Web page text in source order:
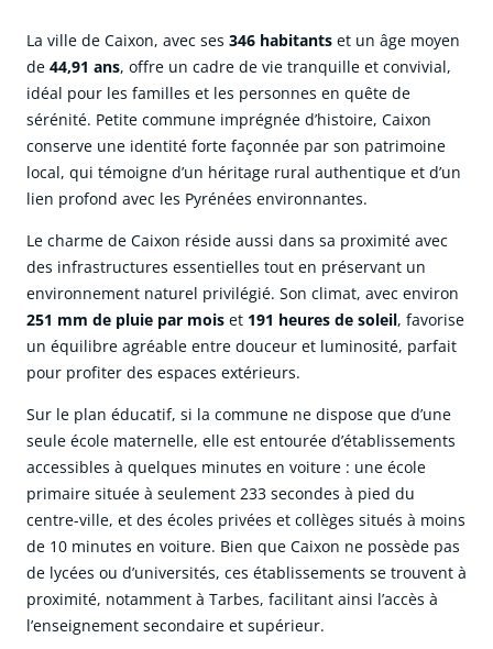
La ville de Caixon, avec ses 346 habitants et un âge moyen
de 44,91 ans, offre un cadre de vie tranquille et convivial,
idéal pour les familles et les personnes en quête de
sérénité. Petite commune imprégnée d’histoire, Caixon
conserve une identité forte façonnée par son patrimoine
local, qui témoigne d’un héritage rural authentique et d’un
lien profond avec les Pyrénées environnantes.
Le charme de Caixon réside aussi dans sa proximité avec
des infrastructures essentielles tout en préservant un
environnement naturel privilégié. Son climat, avec environ
251 mm de pluie par mois et 191 heures de soleil, favorise
un équilibre agréable entre douceur et luminosité, parfait
pour profiter des espaces extérieurs.
Sur le plan éducatif, si la commune ne dispose que d’une
seule école maternelle, elle est entourée d’établissements
accessibles à quelques minutes en voiture : une école
primaire située à seulement 233 secondes à pied du
centre-ville, et des écoles privées et collèges situés à moins
de 10 minutes en voiture. Bien que Caixon ne possède pas
de lycées ou d’universités, ces établissements se trouvent à
proximité, notamment à Tarbes, facilitant ainsi l’accès à
l’enseignement secondaire et supérieur.